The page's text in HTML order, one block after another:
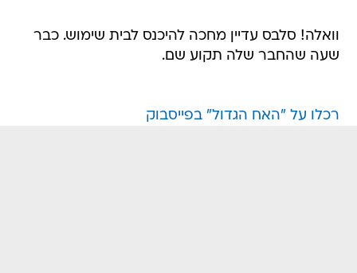
וואלה! סלבס עדיין מחכה להיכנס לבית שימוש. כבר
שעה שהחבר שלה תקוע שם.
רכלו על "האח הגדול" בפייסבוק